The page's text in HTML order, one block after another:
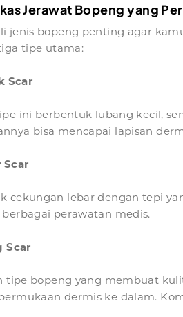
Jerawat Bopeng yang
jenis bopeng penting agar
tipe utama:
Scar
ini berbentuk lubang kecil,
bisa mencapai lapisan
Scar
cekungan lebar dengan tepi
perawatan medis.
Scar
tipe bopeng yang membuat
dermis ke dalam.